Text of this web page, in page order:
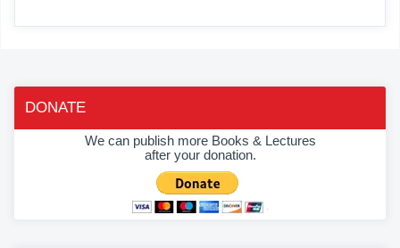
DONATE
We can publish more Books & Lectures
after your donation.